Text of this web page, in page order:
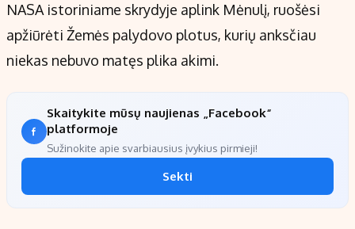
NASA istoriniame skrydyje aplink Mėnulį, ruošėsi
apžiūrėti Žemės palydovo plotus, kurių anksčiau
niekas nebuvo matęs plika akimi.
Skaitykite mūsų naujienas „Facebook“
platformoje
Sužinokite apie svarbiausius įvykius pirmieji!
Sekti